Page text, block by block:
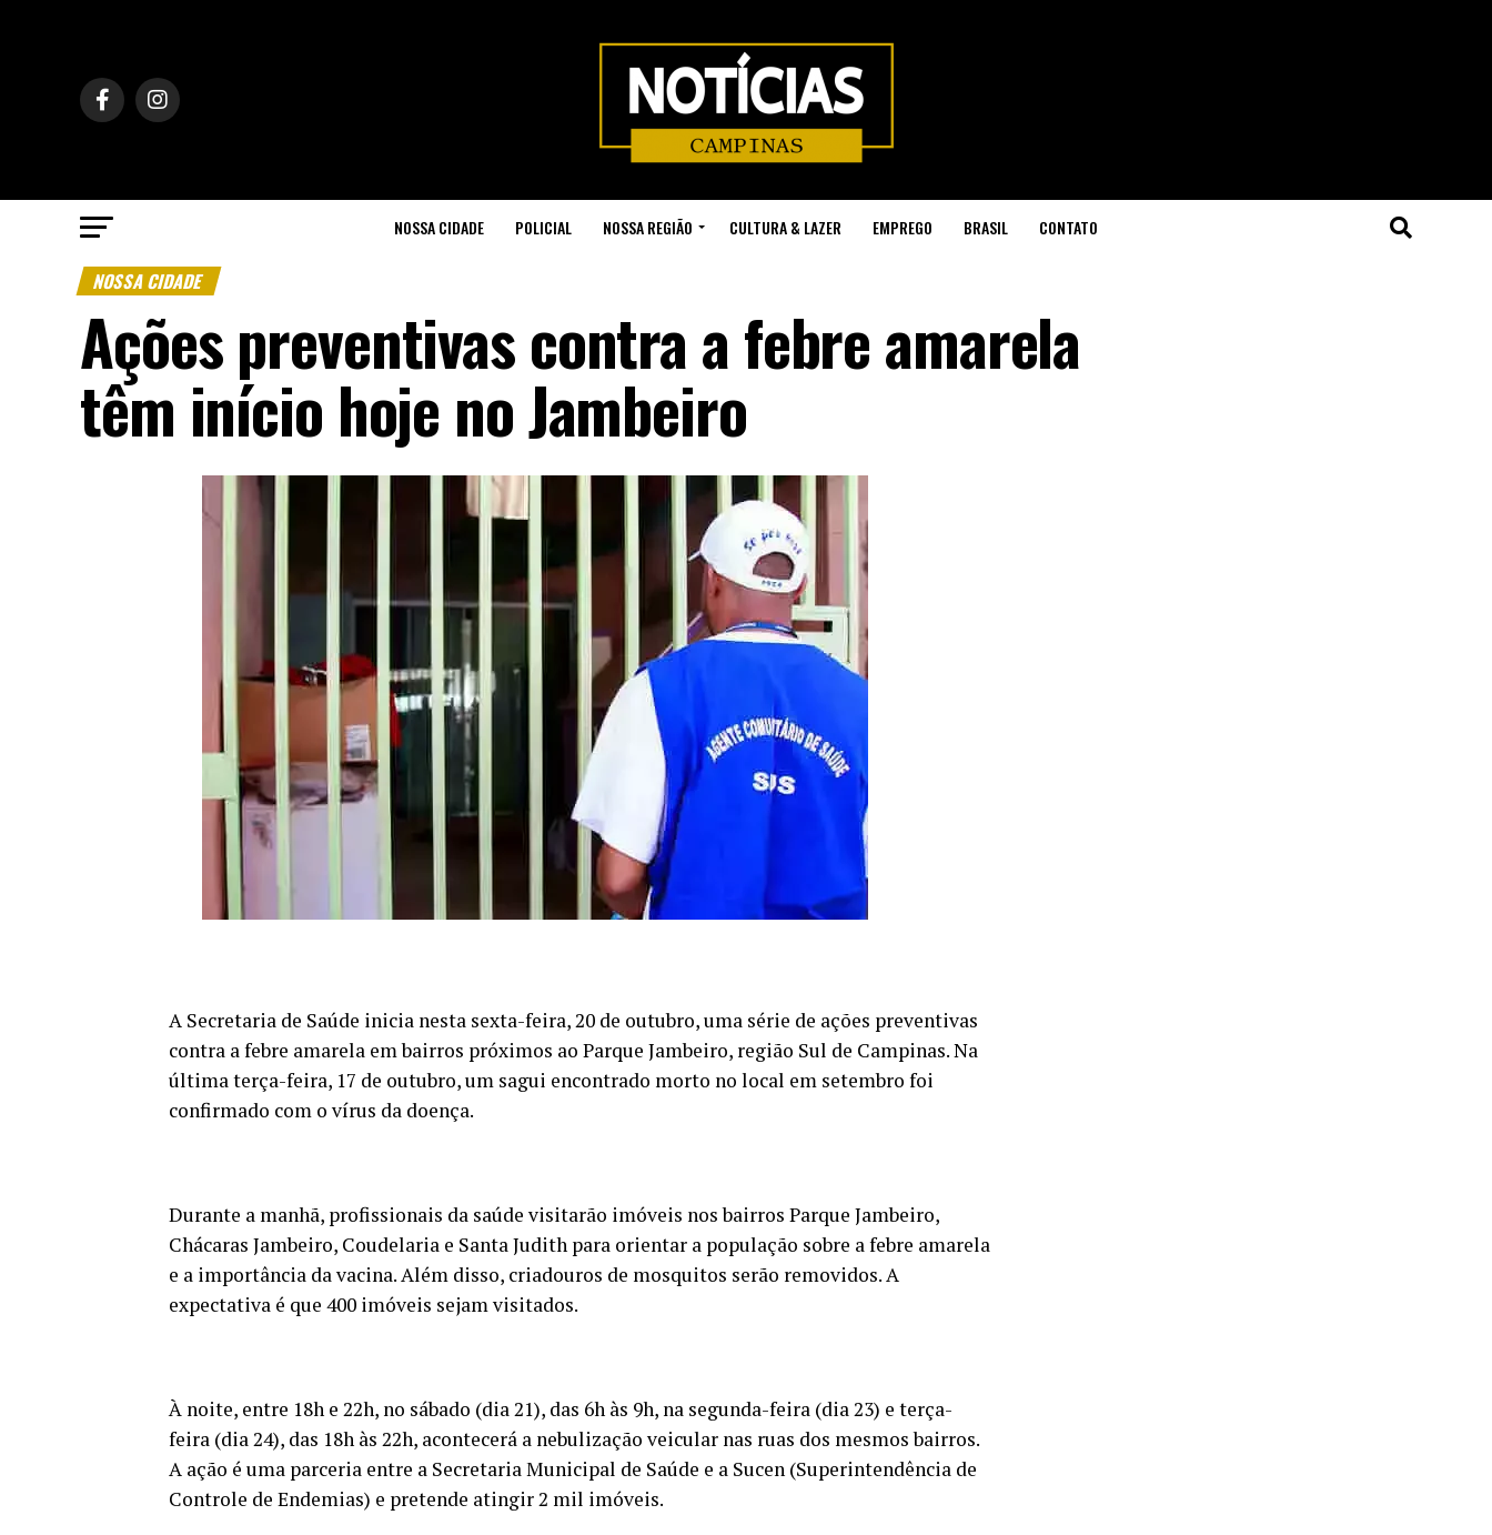
NOSSA CIDADE POLICIAL NOSSA REGIÃO CULTURA & LAZER EMPREGO BRASIL CONTATO
NOSSA CIDADE
Ações preventivas contra a febre amarela
têm início hoje no Jambeiro
A Secretaria de Saúde inicia nesta sexta-feira, 20 de outubro, uma série de ações preventivas
contra a febre amarela em bairros próximos ao Parque Jambeiro, região Sul de Campinas. Na
última terça-feira, 17 de outubro, um sagui encontrado morto no local em setembro foi
confirmado com o vírus da doença.
Durante a manhã, profissionais da saúde visitarão imóveis nos bairros Parque Jambeiro,
Chácaras Jambeiro, Coudelaria e Santa Judith para orientar a população sobre a febre amarela
e a importância da vacina. Além disso, criadouros de mosquitos serão removidos. A
expectativa é que 400 imóveis sejam visitados.
À noite, entre 18h e 22h, no sábado (dia 21), das 6h às 9h, na segunda-feira (dia 23) e terça-
feira (dia 24), das 18h às 22h, acontecerá a nebulização veicular nas ruas dos mesmos bairros.
A ação é uma parceria entre a Secretaria Municipal de Saúde e a Sucen (Superintendência de
Controle de Endemias) e pretende atingir 2 mil imóveis.